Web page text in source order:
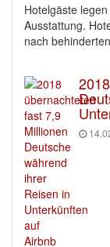
Hotelgäste
Ausstattung.
nach